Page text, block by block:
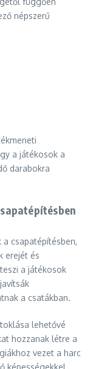
népszerű
a játékosok a
darabokra
csapatépítésben,
erejét és
a játékosok
a csatákban.
lehetővé
hozzanak létre a
vezet a harc